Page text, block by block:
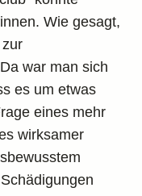
Wie gesagt,
war man sich
es um etwas
eines mehr
wirksamer